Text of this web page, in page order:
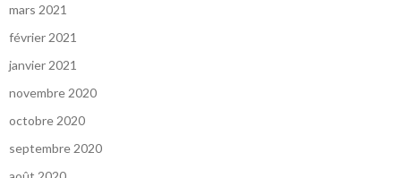
mars 2021
février 2021
janvier 2021
novembre 2020
octobre 2020
septembre 2020